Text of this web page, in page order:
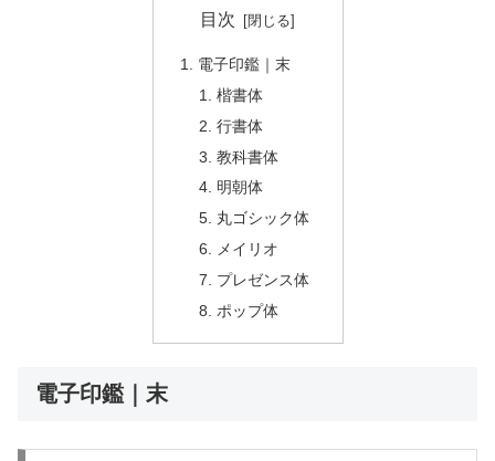
目次
電子印鑑｜末
楷書体
行書体
教科書体
明朝体
丸ゴシック体
メイリオ
プレゼンス体
ポップ体
電子印鑑｜末